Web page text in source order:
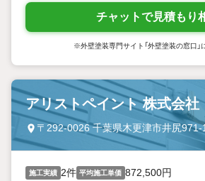
チャットで見積もり
※外壁塗装専門サイト「外壁塗装の窓口」
アリストペイント 株式会社
〒292-0026 千葉県木更津市井尻971-
施工実績 2件 平均施工単価 872,500円